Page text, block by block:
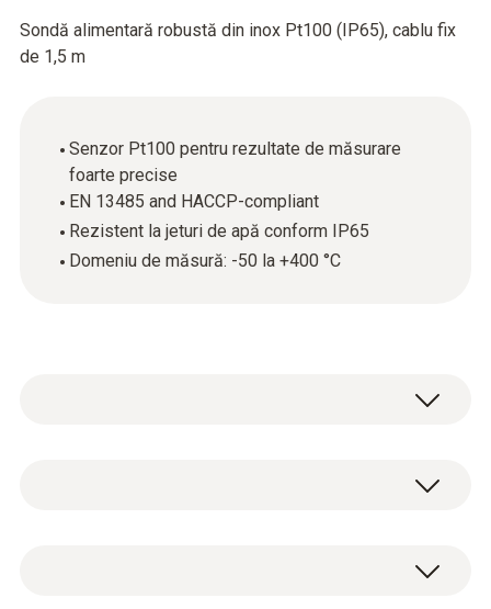
Sondă alimentară robustă din inox Pt100 (IP65), cablu fix
de 1,5 m
Senzor Pt100 pentru rezultate de măsurare
foarte precise
EN 13485 and HACCP-compliant
Rezistent la jeturi de apă conform IP65
Domeniu de măsură: -50 la +400 °C
Sonda robustă din oțel inoxidabil (Pt100) este
că sonda este în conformitate cu standardele